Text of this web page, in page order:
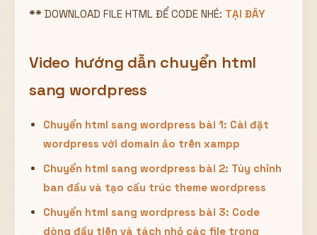
** DOWNLOAD FILE HTML ĐỂ CODE NHÉ: TẠI ĐÂY
Video hướng dẫn chuyển html
sang wordpress
Chuyển html sang wordpress bài 1: Cài đặt
wordpress với domain ảo trên xampp
Chuyển html sang wordpress bài 2: Tùy chỉnh
ban đầu và tạo cấu trúc theme wordpress
Chuyển html sang wordpress bài 3: Code
dòng đầu tiên và tách nhỏ các file trong